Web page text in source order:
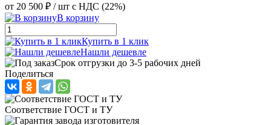
от 20 500 ₽ / шт с НДС (22%)
В корзину
Купить в 1 клик
Нашли дешевле
Срок отгрузки до 3-5 рабочих дней
Поделиться
Соответствие ГОСТ и ТУ